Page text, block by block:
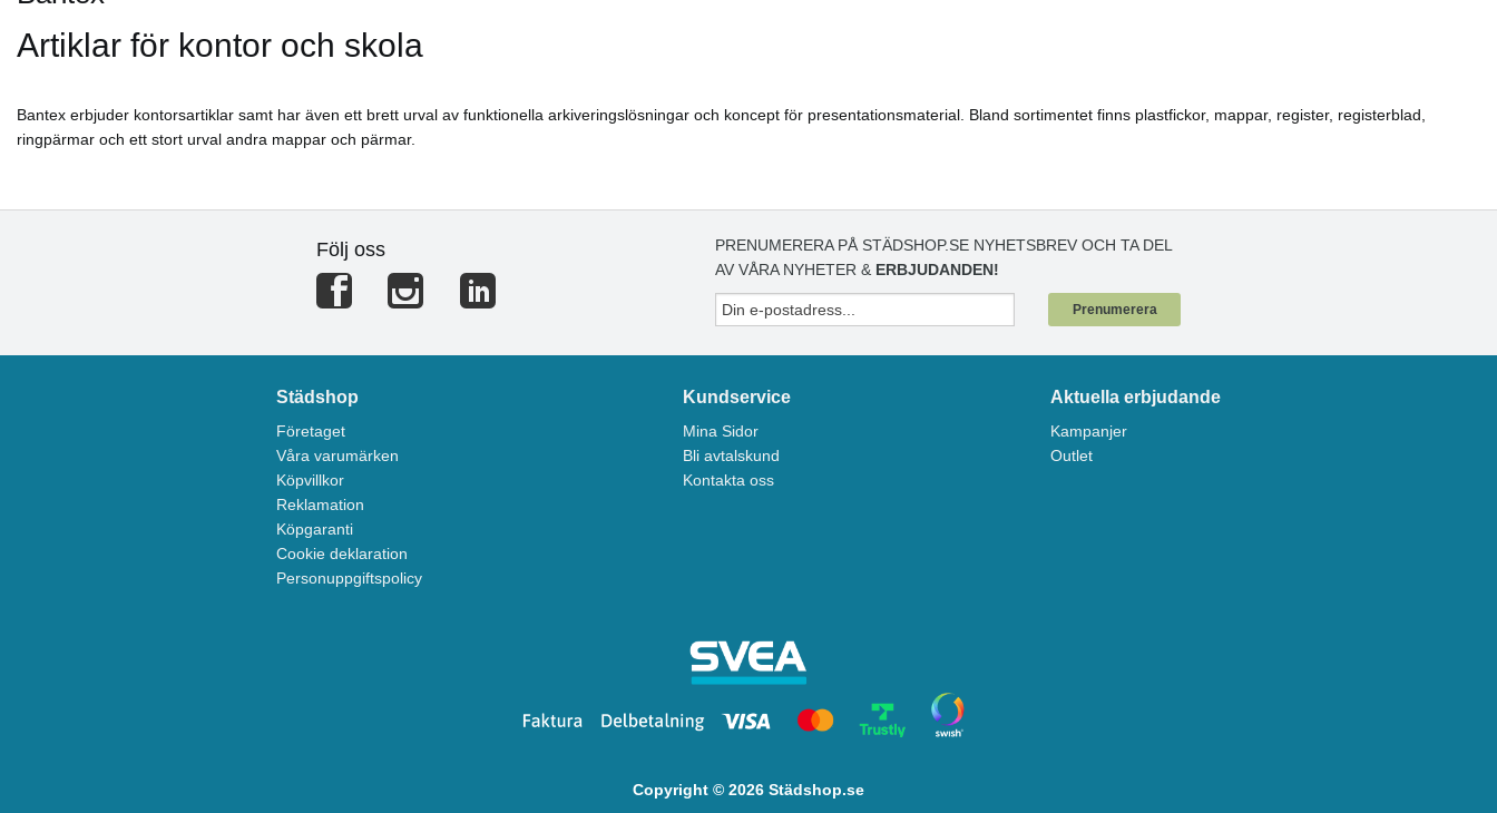
Artiklar för kontor och skola
Bantex erbjuder kontorsartiklar samt har även ett brett urval av funktionella arkiveringslösningar och koncept för presentationsmaterial. Bland sortimentet finns plastfickor, mappar, register, registerblad,
ringpärmar och ett stort urval andra mappar och pärmar.
Följ oss
PRENUMERERA PÅ STÄDSHOP.SE NYHETSBREV OCH TA DEL
AV VÅRA NYHETER & ERBJUDANDEN!
Prenumerera
Städshop
Företaget
Våra varumärken
Köpvillkor
Reklamation
Köpgaranti
Cookie deklaration
Personuppgiftspolicy
Kundservice
Mina Sidor
Bli avtalskund
Kontakta oss
Aktuella erbjudande
Kampanjer
Outlet
Copyright © 2026 Städshop.se